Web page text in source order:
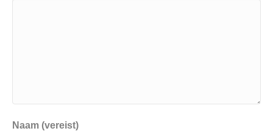
Naam (vereist)